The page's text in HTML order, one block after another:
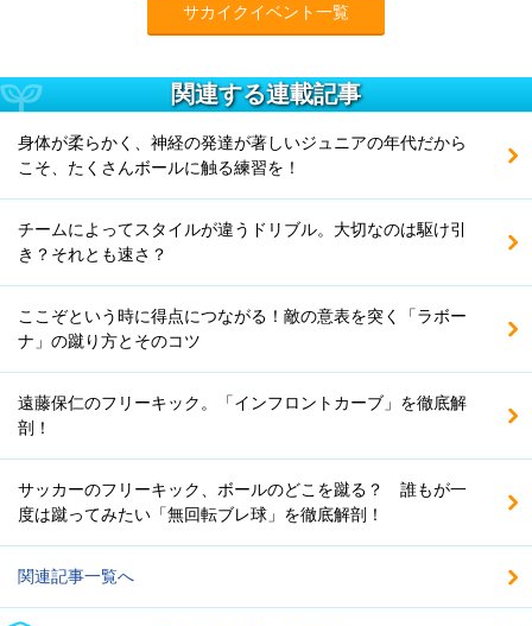
サカイクイベント一覧
関連する連載記事
身体が柔らかく、神経の発達が著しいジュニアの年代だから
こそ、たくさんボールに触る練習を！
チームによってスタイルが違うドリブル。大切なのは駆け引
き？それとも速さ？
ここぞという時に得点につながる！敵の意表を突く「ラボー
ナ」の蹴り方とそのコツ
遠藤保仁のフリーキック。「インフロントカーブ」を徹底解
剖！
サッカーのフリーキック、ボールのどこを蹴る？ 誰もが一
度は蹴ってみたい「無回転ブレ球」を徹底解剖！
関連記事一覧へ